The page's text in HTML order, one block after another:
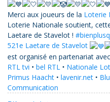
Merci aux joueurs de la Loterie
Loterie Nationale soutient,
Laetare de Stavelot !
521e Laetare de Stavelot
est organisé en partenariat
RTL tvi • bel RTL • Nationale
Primus Haacht • lavenir.net •
Communication